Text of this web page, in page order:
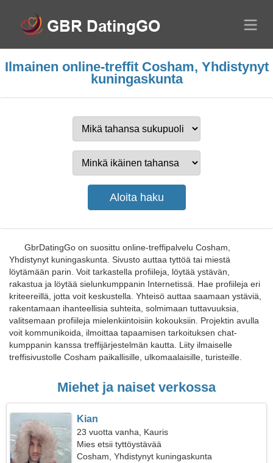
Ilmainen online-treffit Cosham, Yhdistynyt
kuningaskunta
GbrDatingGo on suosittu online-treffipalvelu Cosham,
Yhdistynyt kuningaskunta. Sivusto auttaa tyttöä tai miestä
löytämään parin. Voit tarkastella profiileja, löytää ystävän,
rakastua ja löytää sielunkumppanin Internetissä. Hae profiileja eri
kriteereillä, jotta voit keskustella. Yhteisö auttaa saamaan ystäviä,
rakentamaan ihanteellisia suhteita, solmimaan tuttavuuksia,
valitsemaan profiileja mielenkiintoisiin kokouksiin. Projektin avulla
voit kommunikoida, ilmoittaa tapaamisen tarkoituksen chat-
kumppanin kanssa treffijärjestelmän kautta. Liity ilmaiselle
treffisivustolle Cosham paikallisille, ulkomaalaisille, turisteille.
Miehet ja naiset verkossa
Kian
23 vuotta vanha, Kauris
Mies etsii tyttöystävää
Cosham, Yhdistynyt kuningaskunta